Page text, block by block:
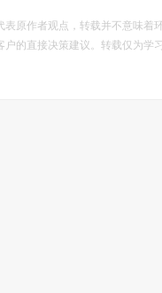
原作者观点，转载并不意味
的直接决策建议。转载仅为